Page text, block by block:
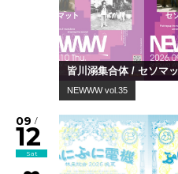
皆川溺集合体 / セソマ
NEWWW vol.35
09 /
12
Sat